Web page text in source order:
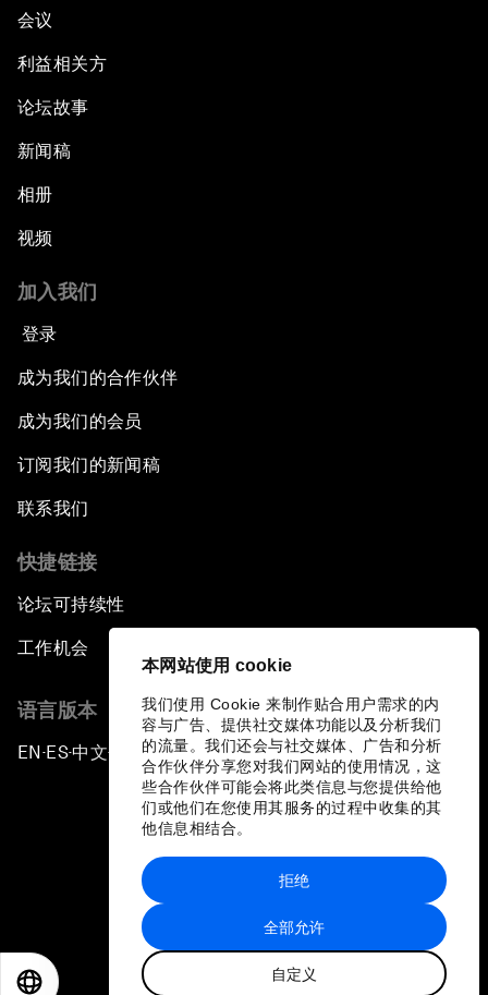
本网站使用 cookie
我们使用 Cookie 来制作贴合用户需求的内
容与广告、提供社交媒体功能以及分析我们
的流量。我们还会与社交媒体、广告和分析
合作伙伴分享您对我们网站的使用情况，这
些合作伙伴可能会将此类信息与您提供给他
们或他们在您使用其服务的过程中收集的其
他信息相结合。
全部允许
自定义
拒绝
会议
利益相关方
论坛故事
新闻稿
相册
视频
加入我们
登录
成为我们的合作伙伴
成为我们的会员
订阅我们的新闻稿
联系我们
快捷链接
论坛可持续性
工作机会
语言版本
EN ▪ ES▪中文▪ 日本語
站点地图
世界经济论坛